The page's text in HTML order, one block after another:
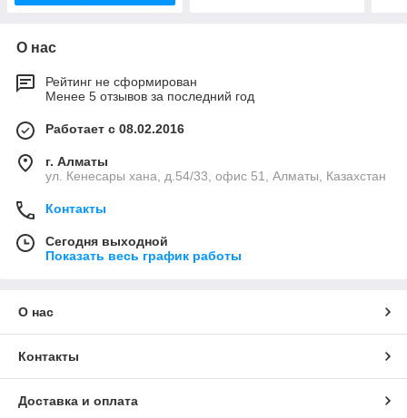
О нас
Рейтинг не сформирован
Менее 5 отзывов за последний год
Работает с 08.02.2016
г. Алматы
ул. Кенесары хана, д.54/33, офис 51, Алматы, Казахстан
Контакты
Сегодня выходной
Показать весь график работы
О нас
Контакты
Доставка и оплата